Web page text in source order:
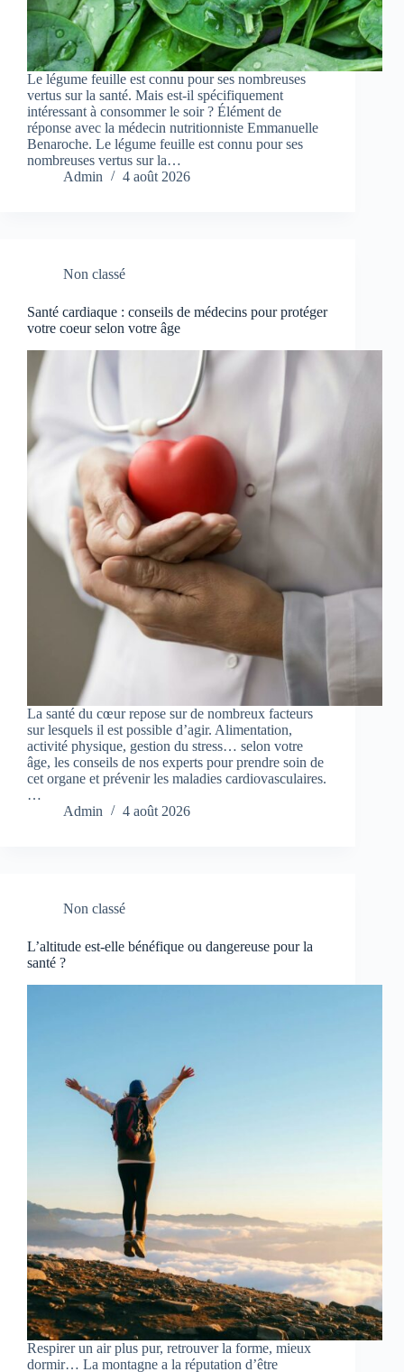
Le légume feuille est connu pour ses nombreuses
vertus sur la santé. Mais est-il spécifiquement
intéressant à consommer le soir ? Élément de
réponse avec la médecin nutritionniste Emmanuelle
Benaroche. Le légume feuille est connu pour ses
nombreuses vertus sur la…
Admin
4 août 2026
Non classé
Santé cardiaque : conseils de médecins pour protéger
votre coeur selon votre âge
La santé du cœur repose sur de nombreux facteurs
sur lesquels il est possible d’agir. Alimentation,
activité physique, gestion du stress… selon votre
âge, les conseils de nos experts pour prendre soin de
cet organe et prévenir les maladies cardiovasculaires.
…
Admin
4 août 2026
Non classé
L’altitude est-elle bénéfique ou dangereuse pour la
santé ?
Respirer un air plus pur, retrouver la forme, mieux
dormir… La montagne a la réputation d’être